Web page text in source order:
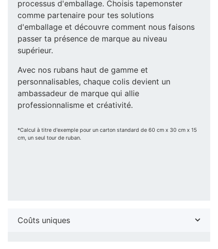
processus d'emballage. Choisis tapemonster
comme partenaire pour tes solutions
d'emballage et découvre comment nous faisons
passer ta présence de marque au niveau
supérieur.
Avec nos rubans haut de gamme et
personnalisables, chaque colis devient un
ambassadeur de marque qui allie
professionnalisme et créativité.
*Calcul à titre d'exemple pour un carton standard de 60 cm x 30 cm x 15
cm, un seul tour de ruban.
Coûts uniques